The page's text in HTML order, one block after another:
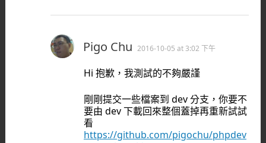
Pigo Chu 2016-10-05 at 3:02 下午
Hi 抱歉，我測試的不夠嚴謹
剛剛提交一些檔案到 dev 分支，你要不
要由 dev 下載回來整個蓋掉再重新試試
看
https://github.com/pigochu/phpdev